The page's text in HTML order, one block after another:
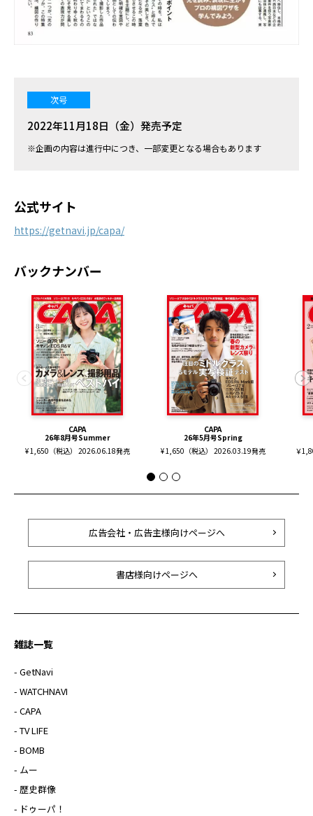
次号
2022年11月18日（金）発売予定
※企画の内容は進行中につき、一部変更となる場合もあります
公式サイト
https://getnavi.jp/capa/
バックナンバー
CAPA
26年8月号Summer
¥ 1,650（税込） 2026.06.18発売
CAPA
26年5月号Spring
¥ 1,650（税込） 2026.03.19発売
￥
広告会社・広告主様向けページへ
書店様向けページへ
雑誌一覧
- GetNavi
- WATCHNAVI
- CAPA
- TV LIFE
- BOMB
- ムー
- 歴史群像
- ドゥーパ！